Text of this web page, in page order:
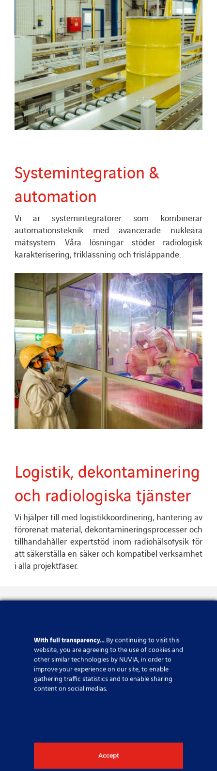
Systemintegration &
automation
Vi är systemintegratörer som kombinerar
automationsteknik med avancerade nukleära
mätsystem. Våra lösningar stöder radiologisk
karakterisering, friklassning och frisläppande.
Logistik, dekontaminering
och radiologiska tjänster
Vi hjälper till med logistikkoordinering, hantering av
förorenat material, dekontamineringsprocesser och
tillhandahåller expertstöd inom radiohälsofysik för
att säkerställa en säker och kompatibel verksamhet
i alla projektfaser.
Stöd från början till slut under hela
livscykeln
Lokalt fokus, globala standarder
With full transparency… By continuing to visit this
website, you are agreeing to the use of cookies and
other similar technologies by NUVIA, in order to
improve your experience on our site, to enable
gathering traffic statistics and to enable sharing
content on social medias.
Accept